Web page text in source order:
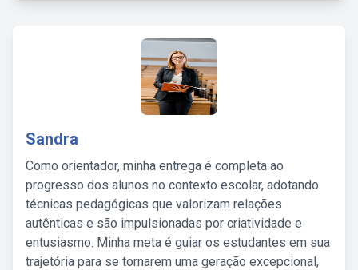
Sandra
Como orientador, minha entrega é completa ao
progresso dos alunos no contexto escolar, adotando
técnicas pedagógicas que valorizam relações
autênticas e são impulsionadas por criatividade e
entusiasmo. Minha meta é guiar os estudantes em sua
trajetória para se tornarem uma geração excepcional,